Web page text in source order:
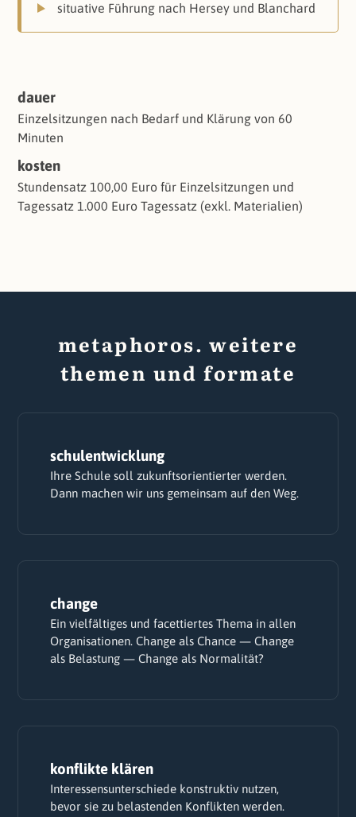
situative Führung nach Hersey und Blanchard
dauer
Einzelsitzungen nach Bedarf und Klärung von 60
Minuten
kosten
Stundensatz 100,00 Euro für Einzelsitzungen und
Tagessatz 1.000 Euro Tagessatz (exkl. Materialien)
metaphoros. weitere
themen und formate
schulentwicklung
Ihre Schule soll zukunftsorientierter werden.
Dann machen wir uns gemeinsam auf den Weg.
change
Ein vielfältiges und facettiertes Thema in allen
Organisationen. Change als Chance — Change
als Belastung — Change als Normalität?
konflikte klären
Interessensunterschiede konstruktiv nutzen,
bevor sie zu belastenden Konflikten werden.